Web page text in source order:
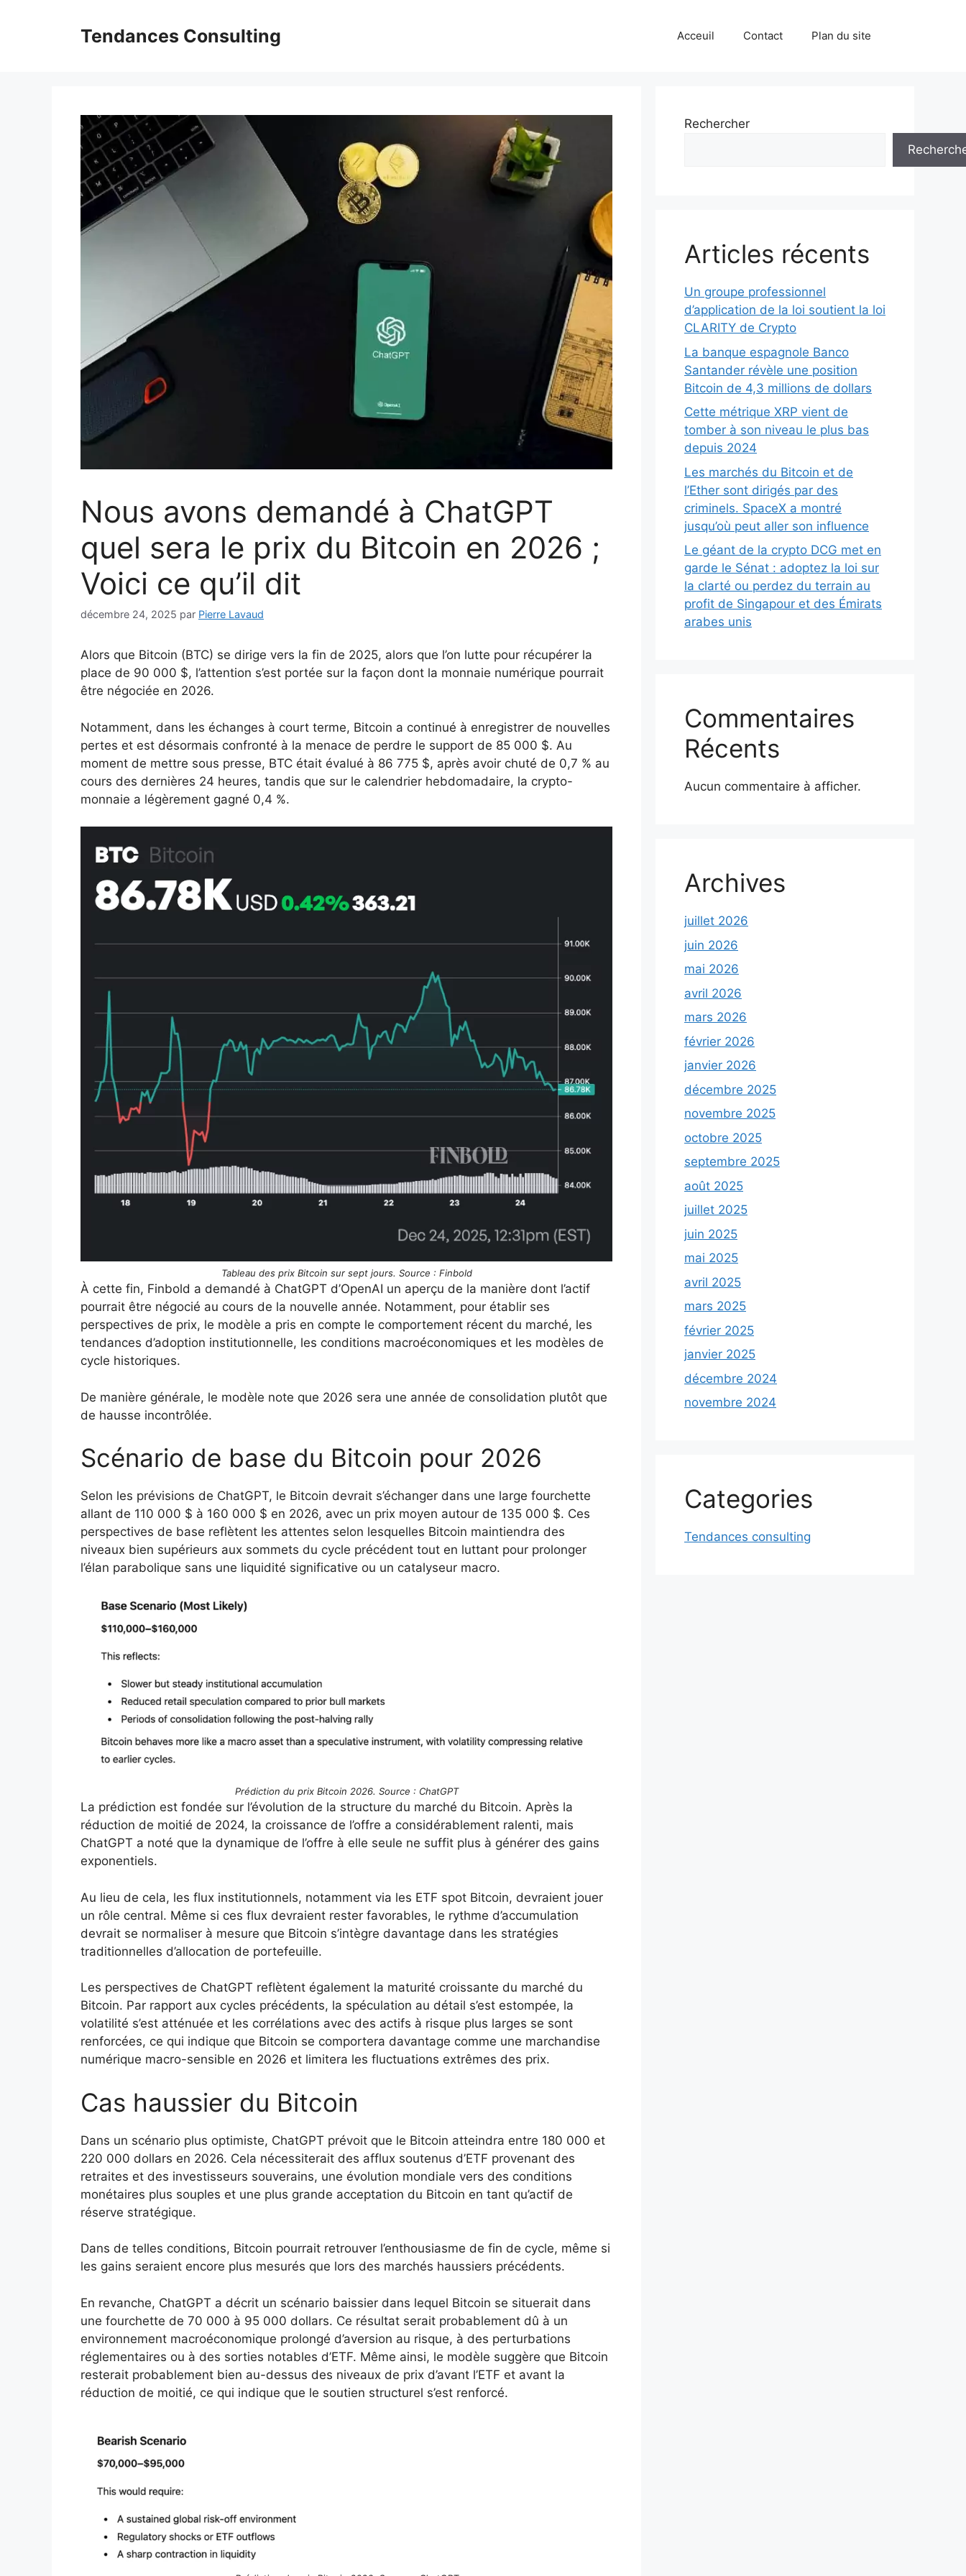
Tendances Consulting Acceuil Contact Plan du site
Nous avons demandé à ChatGPT
quel sera le prix du Bitcoin en 2026 ;
Voici ce qu’il dit
décembre 24, 2025 par Pierre Lavaud
Alors que Bitcoin (BTC) se dirige vers la fin de 2025, alors que l’on lutte pour récupérer la
place de 90 000 $, l’attention s’est portée sur la façon dont la monnaie numérique pourrait
être négociée en 2026.
Notamment, dans les échanges à court terme, Bitcoin a continué à enregistrer de nouvelles
pertes et est désormais confronté à la menace de perdre le support de 85 000 $. Au
moment de mettre sous presse, BTC était évalué à 86 775 $, après avoir chuté de 0,7 % au
cours des dernières 24 heures, tandis que sur le calendrier hebdomadaire, la crypto-
monnaie a légèrement gagné 0,4 %.
Tableau des prix Bitcoin sur sept jours. Source : Finbold
À cette fin, Finbold a demandé à ChatGPT d’OpenAI un aperçu de la manière dont l’actif
pourrait être négocié au cours de la nouvelle année. Notamment, pour établir ses
perspectives de prix, le modèle a pris en compte le comportement récent du marché, les
tendances d’adoption institutionnelle, les conditions macroéconomiques et les modèles de
cycle historiques.
De manière générale, le modèle note que 2026 sera une année de consolidation plutôt que
de hausse incontrôlée.
Scénario de base du Bitcoin pour 2026
Selon les prévisions de ChatGPT, le Bitcoin devrait s’échanger dans une large fourchette
allant de 110 000 $ à 160 000 $ en 2026, avec un prix moyen autour de 135 000 $. Ces
perspectives de base reflètent les attentes selon lesquelles Bitcoin maintiendra des
niveaux bien supérieurs aux sommets du cycle précédent tout en luttant pour prolonger
l’élan parabolique sans une liquidité significative ou un catalyseur macro.
Prédiction du prix Bitcoin 2026. Source : ChatGPT
La prédiction est fondée sur l’évolution de la structure du marché du Bitcoin. Après la
réduction de moitié de 2024, la croissance de l’offre a considérablement ralenti, mais
ChatGPT a noté que la dynamique de l’offre à elle seule ne suffit plus à générer des gains
exponentiels.
Au lieu de cela, les flux institutionnels, notamment via les ETF spot Bitcoin, devraient jouer
un rôle central. Même si ces flux devraient rester favorables, le rythme d’accumulation
devrait se normaliser à mesure que Bitcoin s’intègre davantage dans les stratégies
traditionnelles d’allocation de portefeuille.
Les perspectives de ChatGPT reflètent également la maturité croissante du marché du
Bitcoin. Par rapport aux cycles précédents, la spéculation au détail s’est estompée, la
volatilité s’est atténuée et les corrélations avec des actifs à risque plus larges se sont
renforcées, ce qui indique que Bitcoin se comportera davantage comme une marchandise
numérique macro-sensible en 2026 et limitera les fluctuations extrêmes des prix.
Cas haussier du Bitcoin
Dans un scénario plus optimiste, ChatGPT prévoit que le Bitcoin atteindra entre 180 000 et
220 000 dollars en 2026. Cela nécessiterait des afflux soutenus d’ETF provenant des
retraites et des investisseurs souverains, une évolution mondiale vers des conditions
monétaires plus souples et une plus grande acceptation du Bitcoin en tant qu’actif de
réserve stratégique.
Dans de telles conditions, Bitcoin pourrait retrouver l’enthousiasme de fin de cycle, même si
les gains seraient encore plus mesurés que lors des marchés haussiers précédents.
En revanche, ChatGPT a décrit un scénario baissier dans lequel Bitcoin se situerait dans
une fourchette de 70 000 à 95 000 dollars. Ce résultat serait probablement dû à un
environnement macroéconomique prolongé d’aversion au risque, à des perturbations
réglementaires ou à des sorties notables d’ETF. Même ainsi, le modèle suggère que Bitcoin
resterait probablement bien au-dessus des niveaux de prix d’avant l’ETF et avant la
réduction de moitié, ce qui indique que le soutien structurel s’est renforcé.
Rechercher
Articles récents
Un groupe professionnel
d’application de la loi soutient la loi
CLARITY de Crypto
La banque espagnole Banco
Santander révèle une position
Bitcoin de 4,3 millions de dollars
Cette métrique XRP vient de
tomber à son niveau le plus bas
depuis 2024
Les marchés du Bitcoin et de
l’Ether sont dirigés par des
criminels. SpaceX a montré
jusqu’où peut aller son influence
Le géant de la crypto DCG met en
garde le Sénat : adoptez la loi sur
la clarté ou perdez du terrain au
profit de Singapour et des Émirats
arabes unis
Commentaires
Récents
Aucun commentaire à afficher.
Archives
juillet 2026
juin 2026
mai 2026
avril 2026
mars 2026
février 2026
janvier 2026
décembre 2025
novembre 2025
octobre 2025
septembre 2025
août 2025
juillet 2025
juin 2025
mai 2025
avril 2025
mars 2025
février 2025
janvier 2025
décembre 2024
novembre 2024
Categories
Tendances consulting